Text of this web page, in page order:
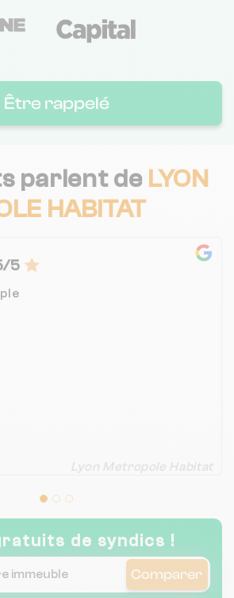
Être rappelé
parlent de LYON
HABITAT
5
Lyon Metropole Habitat
de syndics !
Comparer